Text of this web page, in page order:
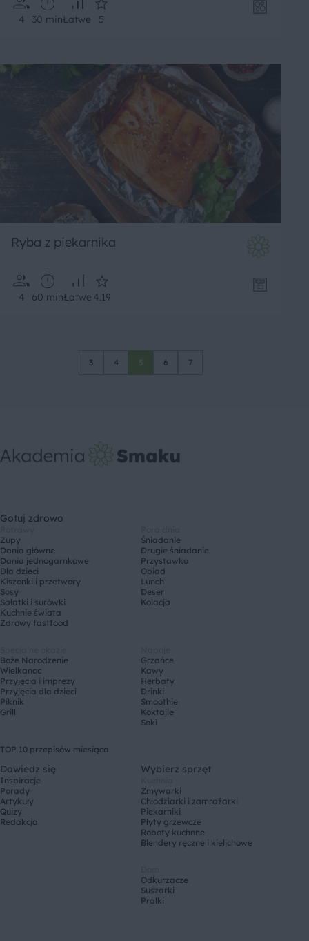
4 30 minŁatwe 5
Ryba z piekarnika
4 60 minŁatwe 4.19
3 4 5 6 7
Gotuj zdrowo
Zupy
Dania główne
Dania jednogarnkowe
Dla dzieci
Kiszonki i przetwory
Sosy
Sałatki i surówki
Kuchnie świata
Zdrowy fastfood
Śniadanie
Drugie śniadanie
Przystawka
Obiad
Lunch
Deser
Kolacja
Boże Narodzenie
Wielkanoc
Przyjęcia i imprezy
Przyjęcia dla dzieci
Piknik
Grill
Grzańce
Kawy
Herbaty
Drinki
Smoothie
Koktajle
Soki
TOP 10 przepisów miesiąca
Dowiedz się
Inspiracje
Porady
Artykuły
Quizy
Redakcja
Wybierz sprzęt
Zmywarki
Chłodziarki i zamrażarki
Piekarniki
Płyty grzewcze
Roboty kuchnne
Blendery ręczne i kielichowe
Odkurzacze
Suszarki
Pralki